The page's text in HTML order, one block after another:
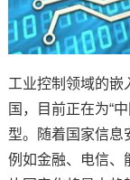
工业控制领域的嵌
国，目前正在为“
型。随着国家信息
例如金融、电信、